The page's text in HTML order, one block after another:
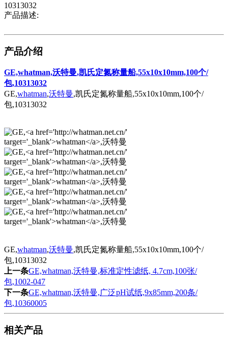
10313032
产品描述:
产品介绍
GE,whatman,沃特曼,凯氏定氮称量船,55x10x10mm,100个/
包,10313032
GE,whatman,沃特曼,凯氏定氮称量船,55x10x10mm,100个/
包,10313032
GE,whatman,沃特曼,凯氏定氮称量船,55x10x10mm,100个/
包,10313032
上一条GE,whatman,沃特曼,标准定性滤纸, 4.7cm,100张/
包,1002-047
下一条GE,whatman,沃特曼,广泛pH试纸,9x85mm,200条/
包,10360005
相关产品